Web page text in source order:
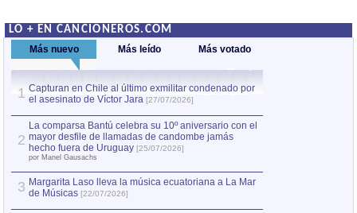
LO + EN CANCIONEROS.COM
Más nuevo Más leído Más votado
1 Capturan en Chile al último exmilitar condenado por
el asesinato de Víctor Jara [27/07/2026]
2
La comparsa Bantú celebra su 10º aniversario con el
mayor desfile de llamadas de candombe jamás
hecho fuera de Uruguay [25/07/2026]
por Manel Gausachs
3 Margarita Laso lleva la música ecuatoriana a La Mar
de Músicas [22/07/2026]